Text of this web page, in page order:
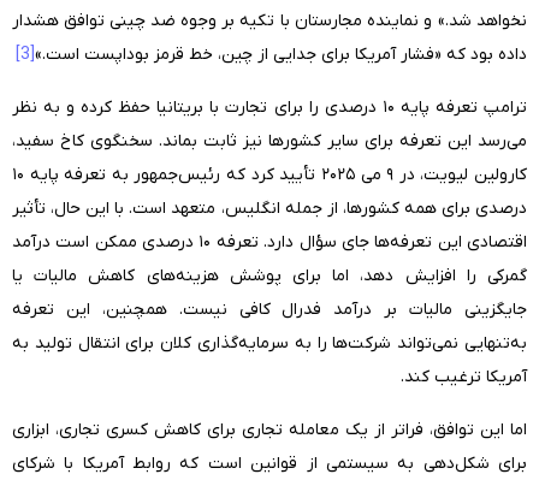
نخواهد شد.» و نماینده مجارستان با تکیه بر وجوه ضد چینی توافق هشدار
داده بود که «فشار آمریکا برای جدایی از چین، خط قرمز بوداپست است.»[3]
ترامپ تعرفه پایه ۱۰ درصدی را برای تجارت با بریتانیا حفظ کرده و به نظر
می‌رسد این تعرفه برای سایر کشورها نیز ثابت بماند. سخنگوی کاخ سفید،
کارولین لیویت، در ۹ می ۲۰۲۵ تأیید کرد که رئیس‌جمهور به تعرفه پایه ۱۰
درصدی برای همه کشورها، از جمله انگلیس، متعهد است. با این حال، تأثیر
اقتصادی این تعرفه‌ها جای سؤال دارد. تعرفه ۱۰ درصدی ممکن است درآمد
گمرکی را افزایش دهد، اما برای پوشش هزینه‌های کاهش مالیات یا
جایگزینی مالیات بر درآمد فدرال کافی نیست. همچنین، این تعرفه
به‌تنهایی نمی‌تواند شرکت‌ها را به سرمایه‌گذاری کلان برای انتقال تولید به
آمریکا ترغیب کند.
اما این توافق، فراتر از یک معامله تجاری برای کاهش کسری تجاری، ابزاری
برای شکل‌دهی به سیستمی از قوانین است که روابط آمریکا با شرکای